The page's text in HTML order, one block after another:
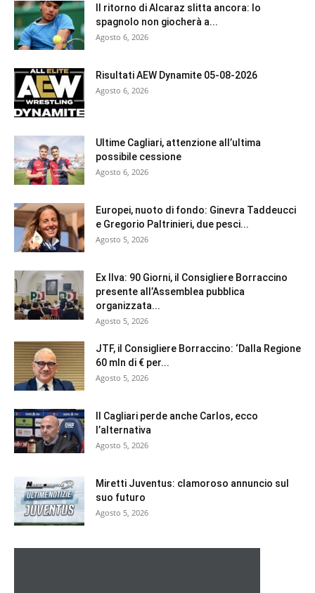
Il ritorno di Alcaraz slitta ancora: lo
spagnolo non giocherà a...
Agosto 6, 2026
Risultati AEW Dynamite 05-08-2026
Agosto 6, 2026
Ultime Cagliari, attenzione all’ultima
possibile cessione
Agosto 6, 2026
Europei, nuoto di fondo: Ginevra Taddeucci
e Gregorio Paltrinieri, due pesci...
Agosto 5, 2026
Ex Ilva: 90 Giorni, il Consigliere Borraccino
presente all’Assemblea pubblica
organizzata...
Agosto 5, 2026
JTF, il Consigliere Borraccino: ‘Dalla Regione
60 mln di € per...
Agosto 5, 2026
Il Cagliari perde anche Carlos, ecco
l’alternativa
Agosto 5, 2026
Miretti Juventus: clamoroso annuncio sul
suo futuro
Agosto 5, 2026